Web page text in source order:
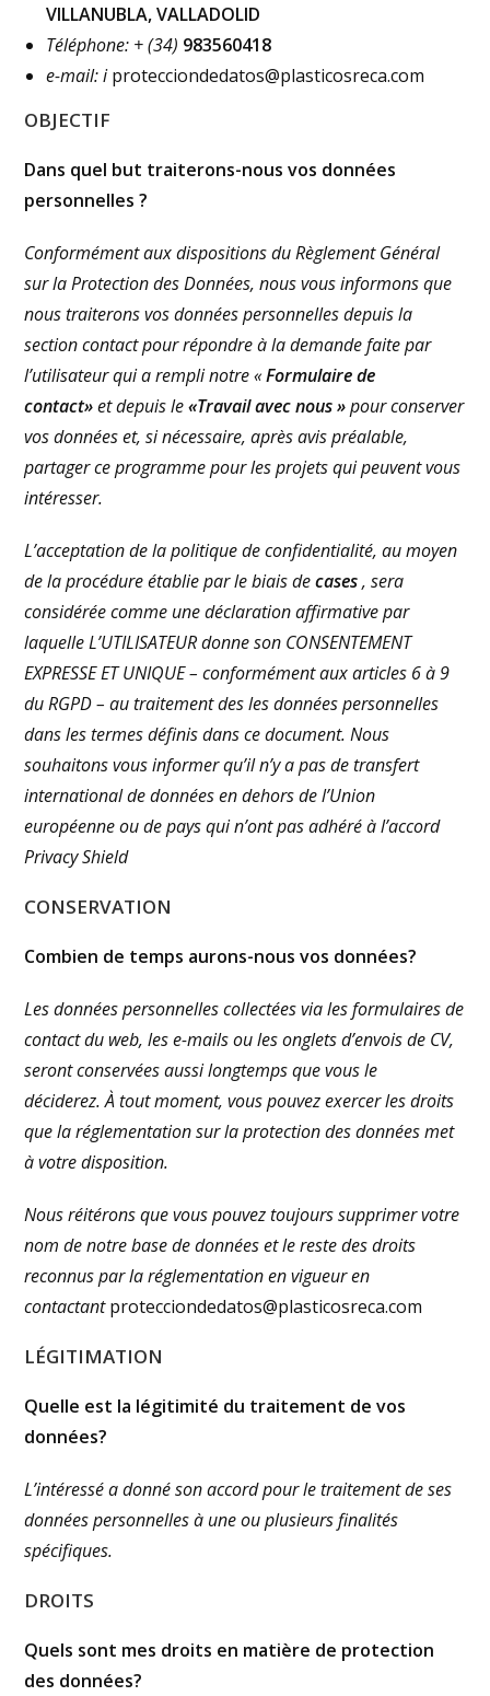
VILLANUBLA, VALLADOLID
Téléphone: + (34) 983560418
e-mail: iprotecciondedatos@plasticosreca.com
OBJECTIF
Dans quel but traiterons-nous vos données
personnelles ?
Conformément aux dispositions du Règlement Général
sur la Protection des Données, nous vous informons que
nous traiterons vos données personnelles depuis la
section contact pour répondre à la demande faite par
l’utilisateur qui a rempli notre «Formulaire de
contact»et depuis le«Travail avec nous »pour conserver
vos données et, si nécessaire, après avis préalable,
partager ce programme pour les projets qui peuvent vous
intéresser.
L’acceptation de la politique de confidentialité, au moyen
de la procédure établie par le biais decases, sera
considérée comme une déclaration affirmative par
laquelle L’UTILISATEUR donne son CONSENTEMENT
EXPRESSE ET UNIQUE – conformément aux articles 6 à 9
du RGPD – au traitement des les données personnelles
dans les termes définis dans ce document. Nous
souhaitons vous informer qu’il n’y a pas de transfert
international de données en dehors de l’Union
européenne ou de pays qui n’ont pas adhéré à l’accord
Privacy Shield
CONSERVATION
Combien de temps aurons-nous vos données?
Les données personnelles collectées via les formulaires de
contact du web, les e-mails ou les onglets d’envois de CV,
seront conservées aussi longtemps que vous le
déciderez. À tout moment, vous pouvez exercer les droits
que la réglementation sur la protection des données met
à votre disposition.
Nous réitérons que vous pouvez toujours supprimer votre
nom de notre base de données et le reste des droits
reconnus par la réglementation en vigueur en
contactantprotecciondedatos@plasticosreca.com
LÉGITIMATION
Quelle est la légitimité du traitement de vos
données?
L’intéressé a donné son accord pour le traitement de ses
données personnelles à une ou plusieurs finalités
spécifiques.
DROITS
Quels sont mes droits en matière de protection
des données?